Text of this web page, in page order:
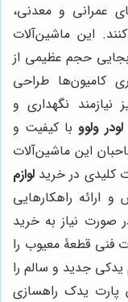
عمرانی و معدنی،
این ماشین‌آلات
حجم عظیمی از
کامیون‌ها طراحی
نگهداری و
ولوو با کیفیت و
این ماشین‌آلات
کلیدی در خرید لوازم
ارائه راهکارهایی
صورت نیاز به خرید
قطعۀ معیوب را
یدکی جدید و سالم را
پارت یدک راهسازی